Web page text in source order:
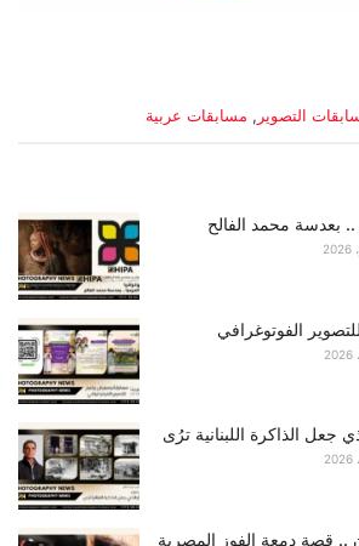
التصوير , مسابقات عربية
.. بعدسة محمد الفالح
الفوتوغرافي
الذاكرة اللبنانية ترُى
.. قصة دمعة الفوز المصرية